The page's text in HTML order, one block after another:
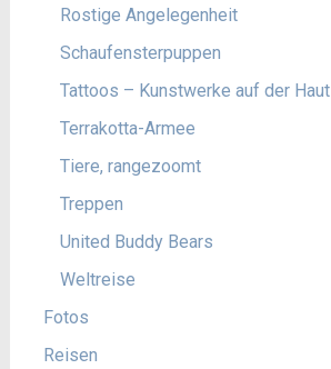
Rostige Angelegenheit
Schaufensterpuppen
Tattoos – Kunstwerke auf der Haut
Terrakotta-Armee
Tiere, rangezoomt
Treppen
United Buddy Bears
Weltreise
Fotos
Reisen